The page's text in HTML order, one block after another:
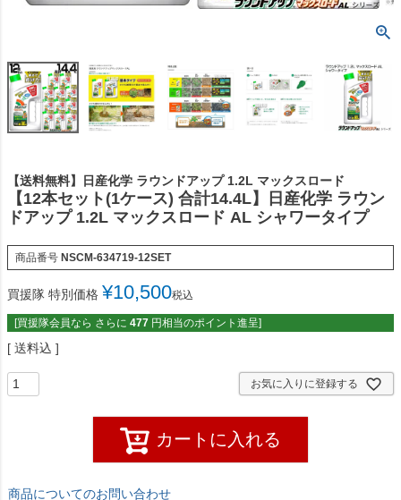
【送料無料】日産化学 ラウンドアップ 1.2L マックスロード
【12本セット(1ケース) 合計14.4L】日産化学 ラウン
ドアップ 1.2L マックスロード AL シャワータイプ
商品番号 NSCM-634719-12SET
買援隊 特別価格 ¥10,500税込
[買援隊会員なら さらに 477 円相当のポイント進呈]
送料込
お気に入りに登録する
カートに入れる
商品についてのお問い合わせ